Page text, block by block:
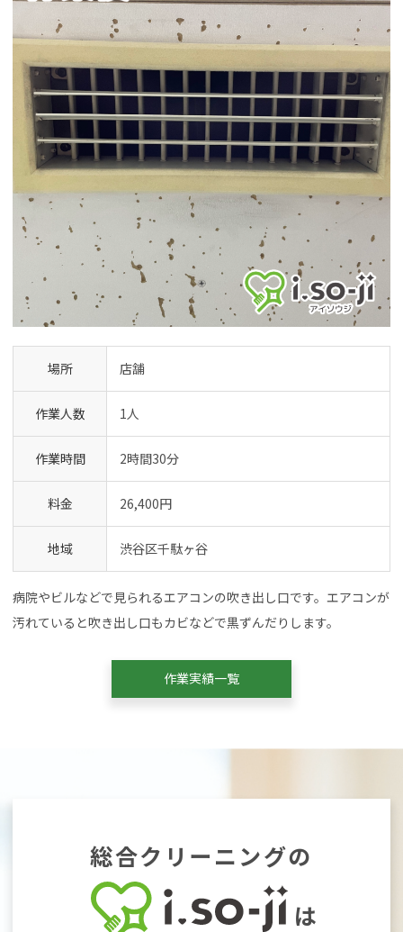
場所 店舗
作業人数 1人
作業時間 2時間30分
料金 26,400円
地域 渋谷区千駄ヶ谷
病院やビルなどで見られるエアコンの吹き出し口です。エアコンが
汚れていると吹き出し口もカビなどで黒ずんだりします。
作業実績一覧
総合クリーニングの
は